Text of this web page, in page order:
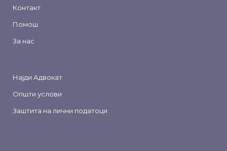
Контакт
Помош
За нас
Најди Адвокат
Општи услови
Заштита на лични податоци